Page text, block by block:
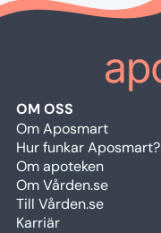
OM OSS
Om Aposmart
Hur funkar Aposmart?
Om apoteken
Om Vården.se
Till Vården.se
Karriär